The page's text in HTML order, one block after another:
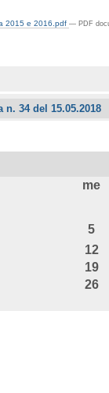
2015 e 2016.pdf — PDF
34 del 15.05.2018
me
5
12
19
26